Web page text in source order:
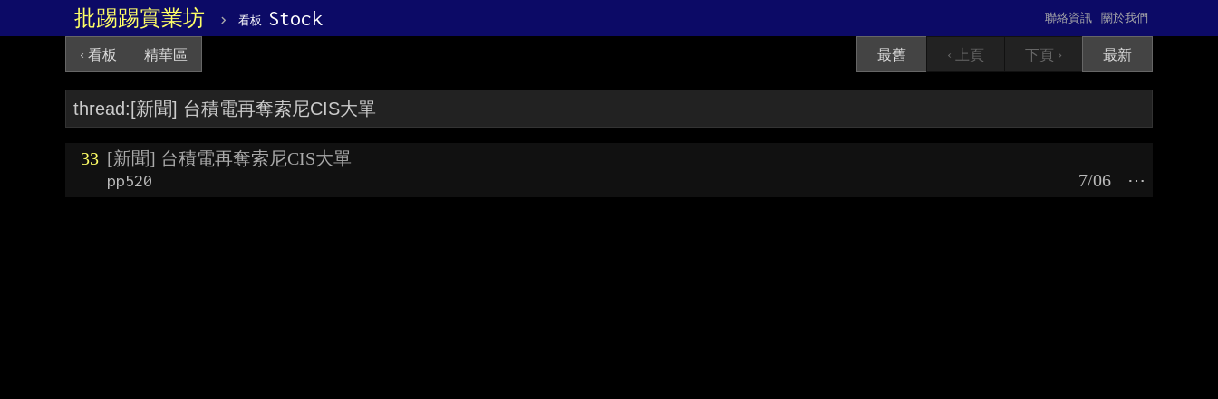
批踢踢實業坊 › 看板 Stock 關於我們
聯絡資訊
‹ 看板 精華區 最舊 ‹ 上頁 下頁 › 最新
33 [新聞] 台積電再奪索尼CIS大單
pp520 ⋯
7/06